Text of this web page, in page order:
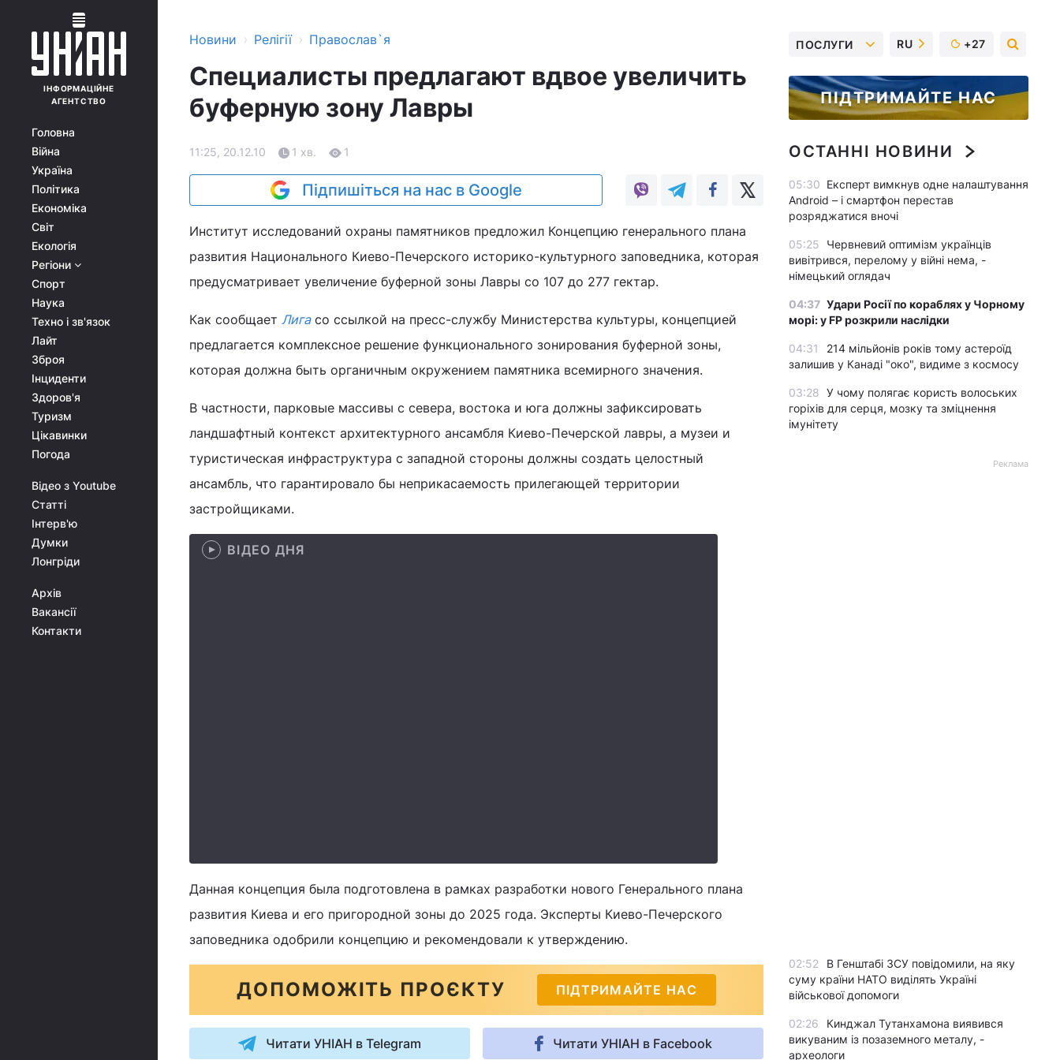
ІНФОРМАЦІЙНЕ
АГЕНТСТВО
Головна
Війна
Україна
Політика
Економіка
Світ
Екологія
Регіони
Спорт
Наука
Техно і зв'язок
Лайт
Зброя
Інциденти
Здоров'я
Туризм
Цікавинки
Погода
Відео з Youtube
Статті
Інтерв'ю
Думки
Лонгріди
Архів
Вакансії
Контакти
Новини › Релігії › Православ`я
Специалисты предлагают вдвое увеличить
буферную зону Лавры
11:25, 20.12.10 1 хв. 1
Підпишіться на нас в Google
Институт исследований охраны памятников предложил Концепцию генерального плана
развития Национального Киево-Печерского историко-культурного заповедника, которая
предусматривает увеличение буферной зоны Лавры со 107 до 277 гектар.
Как сообщает Лигасо ссылкой на пресс-службу Министерства культуры, концепцией
предлагается комплексное решение функционального зонирования буферной зоны,
которая должна быть органичным окружением памятника всемирного значения.
В частности, парковые массивы с севера, востока и юга должны зафиксировать
ландшафтный контекст архитектурного ансамбля Киево-Печерской лавры, а музеи и
туристическая инфраструктура с западной стороны должны создать целостный
ансамбль, что гарантировало бы неприкасаемость прилегающей территории
застройщиками.
ВІДЕО ДНЯ
Данная концепция была подготовлена в рамках разработки нового Генерального плана
развития Киева и его пригородной зоны до 2025 года. Эксперты Киево-Печерского
заповедника одобрили концепцию и рекомендовали к утверждению.
ДОПОМОЖІТЬ ПРОЄКТУ ПІДТРИМАЙТЕ НАС
Читати УНІАН в Telegram Читати УНІАН в Facebook
ПОСЛУГИ RU +27
ПІДТРИМАЙТЕ НАС
ОСТАННІ НОВИНИ
05:30 Експерт вимкнув одне налаштування
Android – і смартфон перестав
розряджатися вночі
05:25
Червневий оптимізм українців
вивітрився, перелому у війні нема, -
німецький оглядач
04:37 Удари Росії по кораблях у Чорному
морі: у FP розкрили наслідки
04:31
214 мільйонів років тому астероїд
залишив у Канаді "око", видиме з космосу
03:28 У чому полягає користь волоських
горіхів для серця, мозку та зміцнення
імунітету
Реклама
02:52
В Генштабі ЗСУ повідомили, на яку
суму країни НАТО виділять Україні
військової допомоги
02:26
Кинджал Тутанхамона виявився
викуваним із позаземного металу, -
археологи